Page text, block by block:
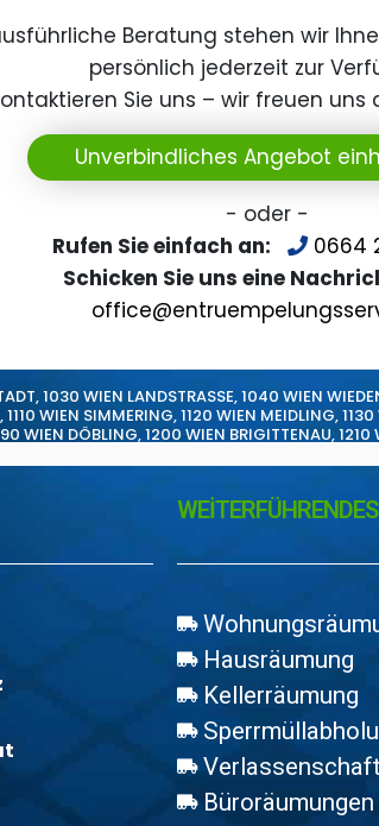
Beratung stehen wir
persönlich jederzeit zur
Sie uns – wir freuen uns
Unverbindliches Angebot
- oder -
Rufen Sie einfach an:
0664
Schicken Sie uns eine
,1030 WIEN LANDSTRASSE,1040 WIEN
,1110 WIEN SIMMERING,1120 WIEN MEIDLING,
WIEN DÖBLING,1200 WIEN BRIGITTENAU,1210
WEİTERFÜHRENDES
Hausräumung
Kellerräumung
Büroräumungen